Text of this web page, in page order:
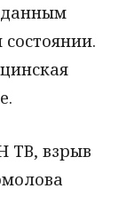
данным
ТВ, взрыв